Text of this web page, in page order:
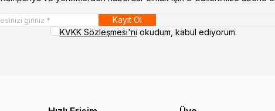
Kayıt Ol
KVKK Sözleşmesi'ni okudum, kabul ediyorum.